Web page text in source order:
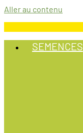
Aller au contenu
SEMENCES